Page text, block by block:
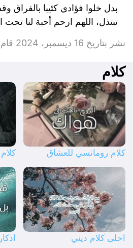
بدل خلوا فؤادي كئيبا بالفراق
تبتذل، اللهم ارحم أحبة لنا تحت
نشر بتاريخ 16 ديسمبر، 2024 قام
كلام
كلام رومانسي للعشاق
احلى كلام ديني